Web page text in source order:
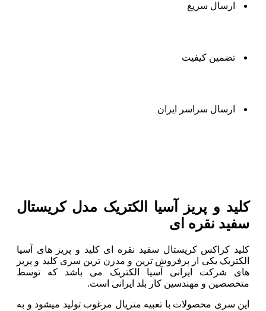
ارسال سریع
تضمین کیفیت
ارسال سراسر ایران
کلید و پریز آسیا الکتریک مدل کریستال
سفید نقره ای
کلید کراکس کریستال سفید نقره ای کلید و پریز های آسیا
الکتریک یکی از پرفروش ترین و مدرن ترین سری کلید و پریز
های شرکت ایرانی آسیا الکتریک می باشد که توسط
متخصصین و مهندسین کار بلد ایرانی است.
این سری محصولات با تعبیه متریال مرغوب تولید میشود و به